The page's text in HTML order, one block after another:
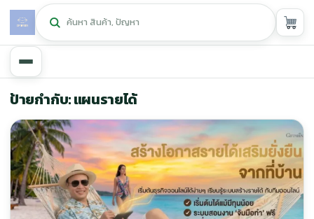
หน้าหลัก
ศูนย์กิฟฟารีน
▾
สุขภาพและการแก้ปัญหา ▾
ลดน้ำหนัก ▾
ป้ายกำกับ: แผนรายได้